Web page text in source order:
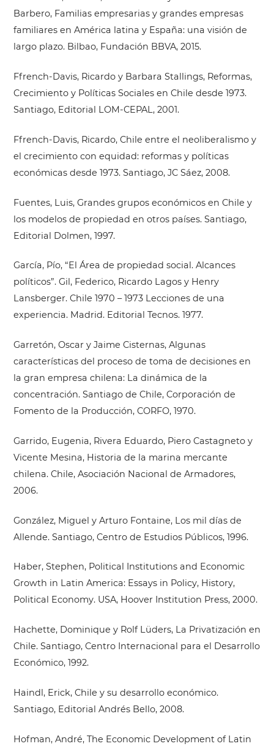
Barbero, Familias empresarias y grandes empresas
familiares en América latina y España: una visión de
largo plazo. Bilbao, Fundación BBVA, 2015.
Ffrench-Davis, Ricardo y Barbara Stallings, Reformas,
Crecimiento y Políticas Sociales en Chile desde 1973.
Santiago, Editorial LOM-CEPAL, 2001.
Ffrench-Davis, Ricardo, Chile entre el neoliberalismo y
el crecimiento con equidad: reformas y políticas
económicas desde 1973. Santiago, JC Sáez, 2008.
Fuentes, Luis, Grandes grupos económicos en Chile y
los modelos de propiedad en otros países. Santiago,
Editorial Dolmen, 1997.
García, Pío, “El Área de propiedad social. Alcances
políticos”. Gil, Federico, Ricardo Lagos y Henry
Lansberger. Chile 1970 – 1973 Lecciones de una
experiencia. Madrid. Editorial Tecnos. 1977.
Garretón, Oscar y Jaime Cisternas, Algunas
características del proceso de toma de decisiones en
la gran empresa chilena: La dinámica de la
concentración. Santiago de Chile, Corporación de
Fomento de la Producción, CORFO, 1970.
Garrido, Eugenia, Rivera Eduardo, Piero Castagneto y
Vicente Mesina, Historia de la marina mercante
chilena. Chile, Asociación Nacional de Armadores,
2006.
González, Miguel y Arturo Fontaine, Los mil días de
Allende. Santiago, Centro de Estudios Públicos, 1996.
Haber, Stephen, Political Institutions and Economic
Growth in Latin America: Essays in Policy, History,
Political Economy. USA, Hoover Institution Press, 2000.
Hachette, Dominique y Rolf Lüders, La Privatización en
Chile. Santiago, Centro Internacional para el Desarrollo
Económico, 1992.
Haindl, Erick, Chile y su desarrollo económico.
Santiago, Editorial Andrés Bello, 2008.
Hofman, André, The Economic Development of Latin